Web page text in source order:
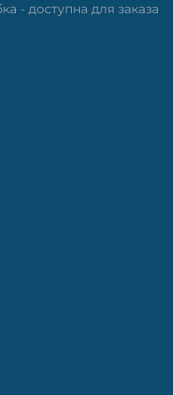
- доступна для заказа